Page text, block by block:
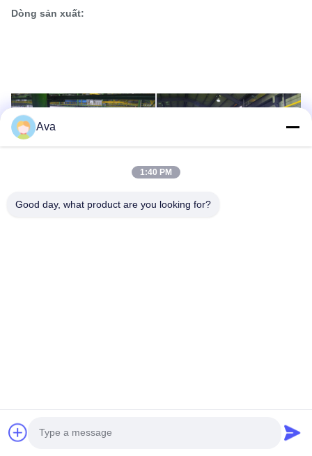
Dòng sản xuất:
Ava
1:40 PM
Good day, what product are you looking for?